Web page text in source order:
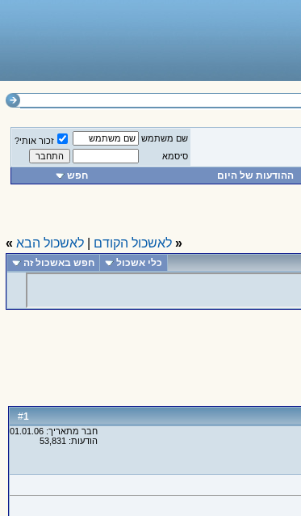
שם משתמש
זכור אותי?
סיסמא
ההודעות של היום חפש
« לאשכול הקודם לאשכול הבא »
כלי אשכול חפש באשכול זה
#
1
חבר מתאריך: 01.01.06
הודעות: 53,831